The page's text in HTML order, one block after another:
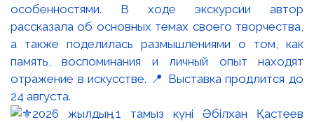
особенностями. В ходе экскурсии автор
рассказала об основных темах своего творчества,
а также поделилась размышлениями о том, как
память, воспоминания и личный опыт находят
отражение в искусстве. 📍 Выставка продлится до
24 августа.